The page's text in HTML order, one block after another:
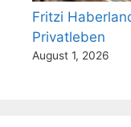
Fritzi
Privatleben
August 1, 2026